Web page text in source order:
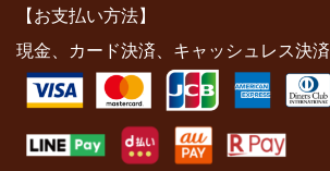
【お支払い方法】
現金、カード決済、キャッシュレス決済